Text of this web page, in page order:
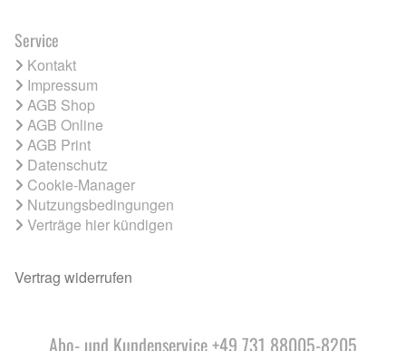
Service
Kontakt
Impressum
AGB Shop
AGB Online
AGB Print
Datenschutz
Cookie-Manager
Nutzungsbedingungen
Verträge hier kündigen
Vertrag widerrufen
Abo- und Kundenservice +49 731 88005-8205